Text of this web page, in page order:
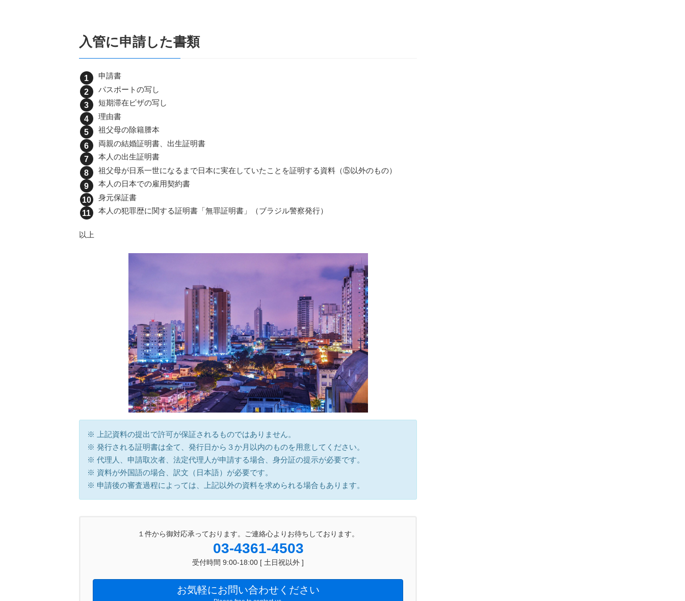
入管に申請した書類
申請書
パスポートの写し
短期滞在ビザの写し
理由書
祖父母の除籍謄本
両親の結婚証明書、出生証明書
本人の出生証明書
祖父母が日系一世になるまで日本に実在していたことを証明する資料（⑤以外のもの）
本人の日本での雇用契約書
身元保証書
本人の犯罪歴に関する証明書「無罪証明書」（ブラジル警察発行）
以上
※ 上記資料の提出で許可が保証されるものではありません。
※ 発行される証明書は全て、発行日から３か月以内のものを用意してください。
※ 代理人、申請取次者、法定代理人が申請する場合、身分証の提示が必要です。
※ 資料が外国語の場合、訳文（日本語）が必要です。
※ 申請後の審査過程によっては、上記以外の資料を求められる場合もあります。
１件から御対応承っております。ご連絡心よりお待ちしております。
03-4361-4503
受付時間 9:00-18:00 [ 土日祝以外 ]
お気軽にお問い合わせください